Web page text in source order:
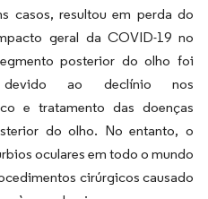
casos, resultou em perda do
geral da COVID-19 no
posterior do olho foi
devido ao declínio nos
e tratamento das doenças
do olho. No entanto, o
oculares em todo o mundo
cirúrgicos causado